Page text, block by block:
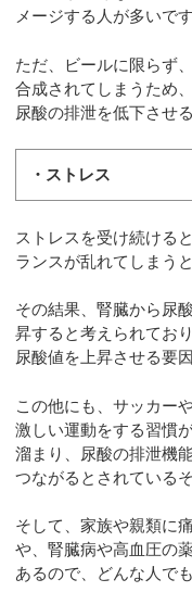
メージする人が多いです
ただ、ビールに限らず
合成されてしまうため
尿酸の排泄を低下させ
・ストレス
ストレスを受け続ける
ランスが乱れてしまう
その結果、腎臓から尿
昇すると考えられてお
尿酸値を上昇させる要
この他にも、サッカー
激しい運動をする習慣
溜まり、尿酸の排泄機
つながるとされている
そして、家族や親類に
や、腎臓病や高血圧の
あるので、どんな人で